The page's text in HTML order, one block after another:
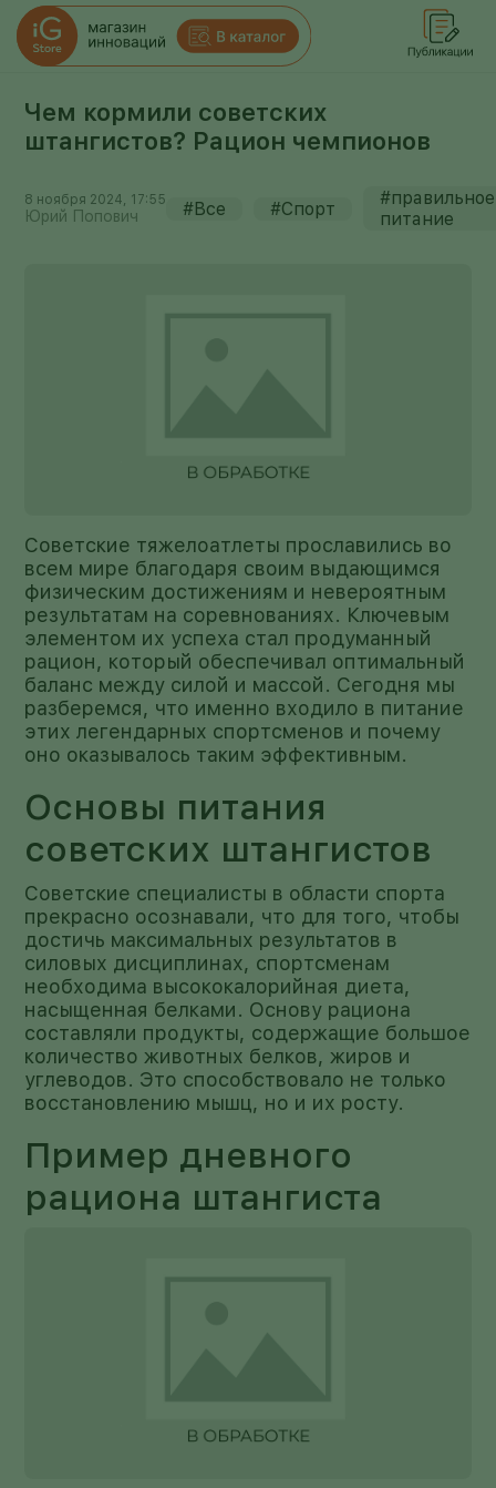
Чем кормили советских
штангистов? Рацион чемпионов
8 ноября 2024, 17:55
Юрий Попович #Все #Спорт
#правильное
питание
Советские тяжелоатлеты прославились во
всем мире благодаря своим выдающимся
физическим достижениям и невероятным
результатам на соревнованиях. Ключевым
элементом их успеха стал продуманный
рацион, который обеспечивал оптимальный
баланс между силой и массой. Сегодня мы
разберемся, что именно входило в питание
этих легендарных спортсменов и почему
оно оказывалось таким эффективным.
Основы питания
советских штангистов
Советские специалисты в области спорта
прекрасно осознавали, что для того, чтобы
достичь максимальных результатов в
силовых дисциплинах, спортсменам
необходима высококалорийная диета,
насыщенная белками. Основу рациона
составляли продукты, содержащие большое
количество животных белков, жиров и
углеводов. Это способствовало не только
восстановлению мышц, но и их росту.
Пример дневного
рациона штангиста